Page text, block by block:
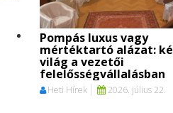
Pompás luxus vagy
mértéktartó alázat:
világ a vezetői
felelősségvállalásban
Heti Hírek 2026. július 22.